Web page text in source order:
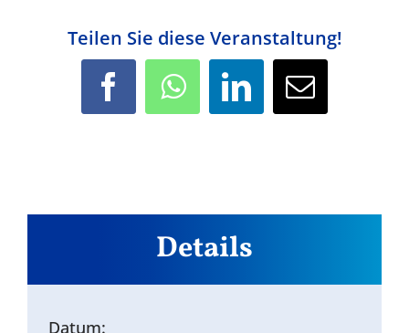
Teilen Sie diese Veranstaltung!
Facebook WhatsApp LinkedIn
E-
Details
Datum: